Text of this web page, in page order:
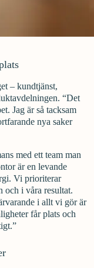
– kundtjänst,
“Det
Jag är så tacksam
nya saker
med ett team man
är en levande
Vi prioriterar
och i våra resultat.
i allt vi gör är
får plats och